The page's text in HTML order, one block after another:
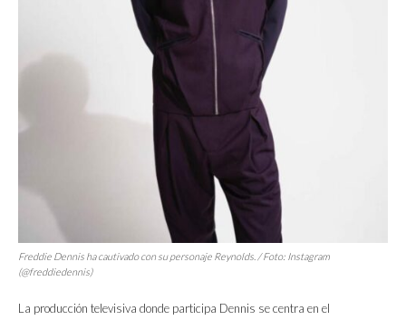
Freddie Dennis ha cautivado con su personaje Reynolds. / Foto: Instagram
(@freddiedennis)
La producción televisiva donde participa Dennis se centra en el